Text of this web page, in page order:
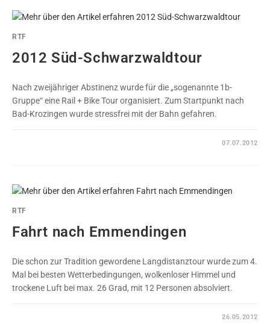
RTF
2012 Süd-Schwarzwaldtour
Nach zweijähriger Abstinenz wurde für die „sogenannte 1b-
Gruppe“ eine Rail + Bike Tour organisiert. Zum Startpunkt nach
Bad-Krozingen wurde stressfrei mit der Bahn gefahren.
07.07.2012
RTF
Fahrt nach Emmendingen
Die schon zur Tradition gewordene Langdistanztour wurde zum 4.
Mal bei besten Wetterbedingungen, wolkenloser Himmel und
trockene Luft bei max. 26 Grad, mit 12 Personen absolviert.
26.05.2012